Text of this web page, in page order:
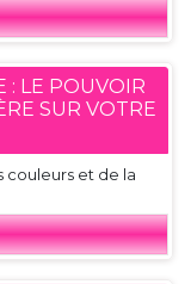
: LE POUVOIR
SUR VOTRE
couleurs et de la